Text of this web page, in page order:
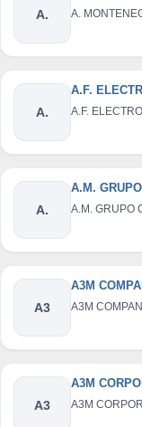
A. A.
A.
A.F.
A.F.
A.
A.M.
A.M. GRUPO
A3
A3M
A3M
A3
A3M
A3M